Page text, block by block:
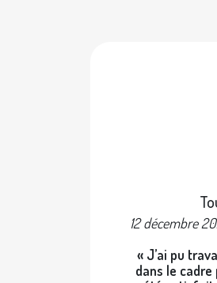
12 décembre
« J’ai pu
dans le